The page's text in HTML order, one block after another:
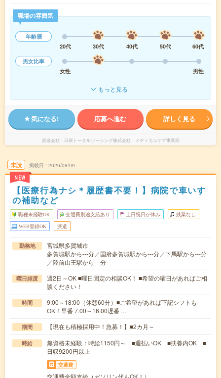
職場の雰囲気
年齢層
20代
30代 40代 50代
60代
男女比率
女性
男性
もっと見る
気になる! 応募へ進む 詳しく見る
派遣会社 日研トータルソーシング株式会社 メディカルケア事業部
未読
NEW
掲載日 2026/08/09
【医療行為ナシ＊履歴書不要！】病院で車いす
の補助など
職種未経験OK 交通費別途支給あり 土日祝日が休み 残業なし
WEB登録OK 派遣
勤務地
宮城県多賀城市
多賀城駅から---分／国府多賀城駅から---分／下馬駅から---分
／陸前山王駅から---分
曜日頻度
週2日～OK ■曜日固定の相談OK！ ■希望の曜日があればご相
談ください！
時間
9:00～18:00（休憩60分）■ご希望があれば下記シフトも
OK！早番 7:00～16:00遅番 …
期間 【現在も積極採用中！急募！】■2カ月～
時給
無資格未経験：時給1150円～ ■週払いOK ■扶養内OK ■
日収9200円以上
交通費
交通費全額支給（ガソリン代もOK！）